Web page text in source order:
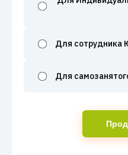
Для сотрудника
Для